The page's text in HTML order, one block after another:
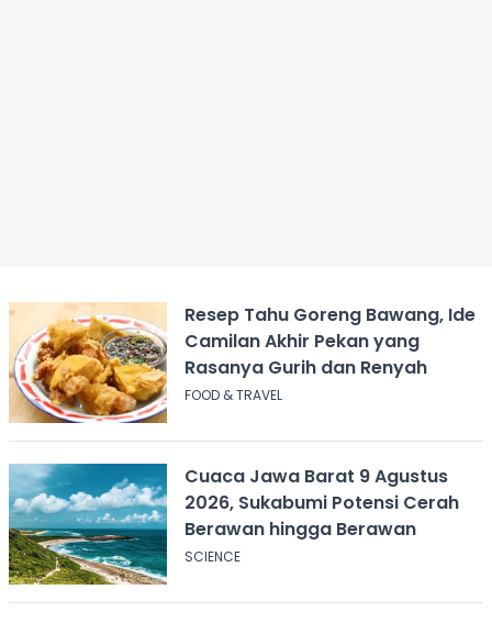
Resep Tahu Goreng Bawang, Ide
Camilan Akhir Pekan yang
Rasanya Gurih dan Renyah
FOOD & TRAVEL
Cuaca Jawa Barat 9 Agustus
2026, Sukabumi Potensi Cerah
Berawan hingga Berawan
SCIENCE